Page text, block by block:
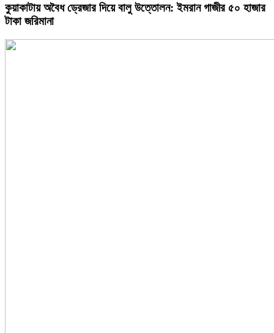
কুয়াকাটায় অবৈধ ড্রেজার দিয়ে বালু উত্তোলন: ইমরান গাজীর ৫০ হাজার
টাকা জরিমানা